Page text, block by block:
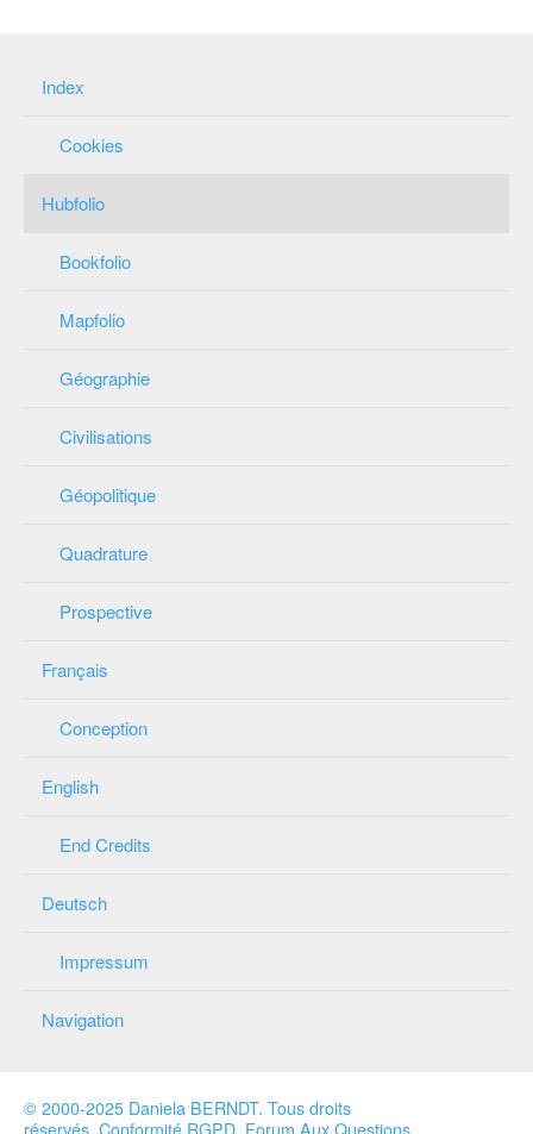
Index
Cookies
Hubfolio
Bookfolio
Mapfolio
Géographie
Civilisations
Géopolitique
Quadrature
Prospective
Français
Conception
English
End Credits
Deutsch
Impressum
Navigation
© 2000-2025 Daniela BERNDT. Tous droits
réservés Conformité RGPD Forum Aux Questions